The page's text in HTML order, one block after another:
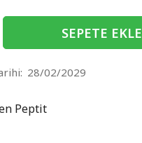
SEPETE EKLE
28/02/2029
Peptit